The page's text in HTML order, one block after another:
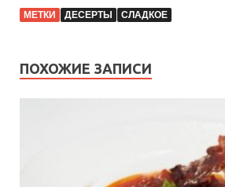
МЕТКИ ДЕСЕРТЫ СЛАДКОЕ
ПОХОЖИЕ ЗАПИСИ